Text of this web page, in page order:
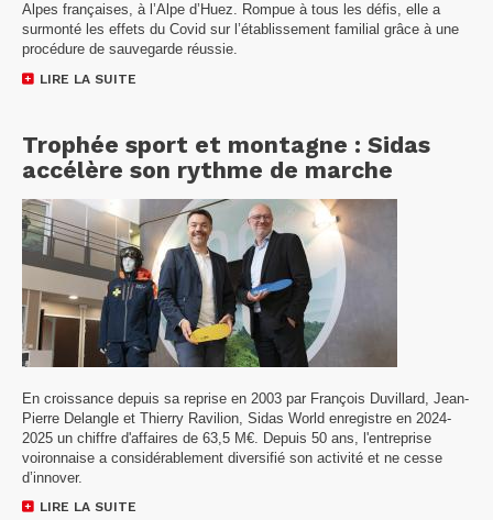
Alpes françaises, à l’Alpe d’Huez. Rompue à tous les défis, elle a
surmonté les effets du Covid sur l’établissement familial grâce à une
procédure de sauvegarde réussie.
LIRE LA SUITE
Trophée sport et montagne : Sidas
accélère son rythme de marche
En croissance depuis sa reprise en 2003 par François Duvillard, Jean-
Pierre Delangle et Thierry Ravilion, Sidas World enregistre en 2024-
2025 un chiffre d'affaires de 63,5 M€. Depuis 50 ans, l'entreprise
voironnaise a considérablement diversifié son activité et ne cesse
d’innover.
LIRE LA SUITE